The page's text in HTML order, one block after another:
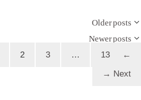
Older posts
Newer posts
←
2 3 …
13
Next
→